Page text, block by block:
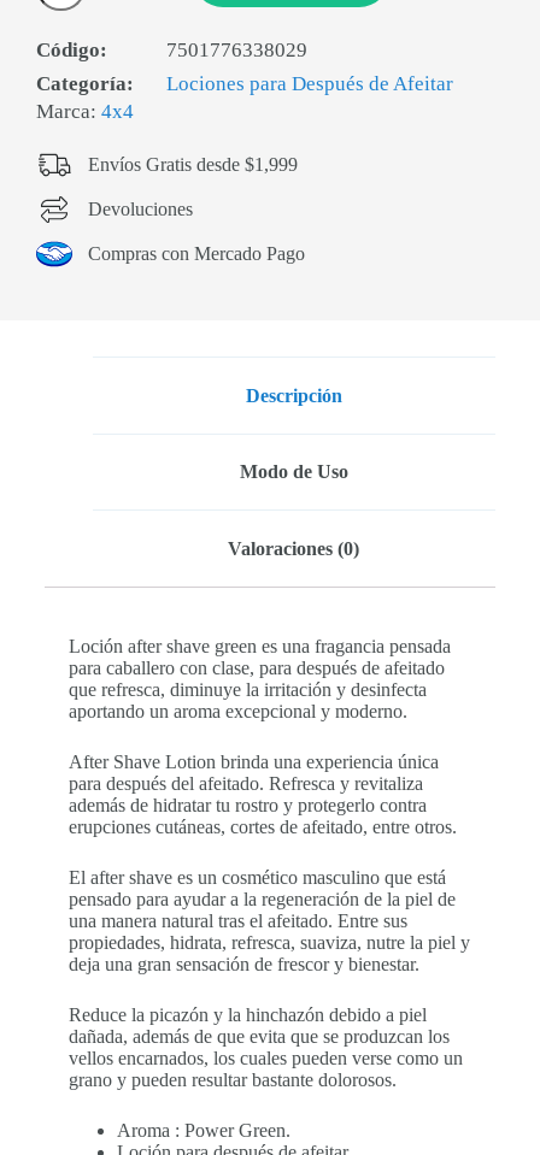
Código:
7501776338029
Categoría:
Lociones para Después de Afeitar
Marca: 4x4
Envíos Gratis desde $1,999
Devoluciones
Compras con Mercado Pago
Descripción
Modo de Uso
Valoraciones (0)
Loción after shave green es una fragancia pensada
para caballero con clase, para después de afeitado
que refresca, diminuye la irritación y desinfecta
aportando un aroma excepcional y moderno.
After Shave Lotion brinda una experiencia única
para después del afeitado. Refresca y revitaliza
además de hidratar tu rostro y protegerlo contra
erupciones cutáneas, cortes de afeitado, entre otros.
El after shave es un cosmético masculino que está
pensado para ayudar a la regeneración de la piel de
una manera natural tras el afeitado. Entre sus
propiedades, hidrata, refresca, suaviza, nutre la piel y
deja una gran sensación de frescor y bienestar.
Reduce la picazón y la hinchazón debido a piel
dañada, además de que evita que se produzcan los
vellos encarnados, los cuales pueden verse como un
grano y pueden resultar bastante dolorosos.
Aroma : Power Green.